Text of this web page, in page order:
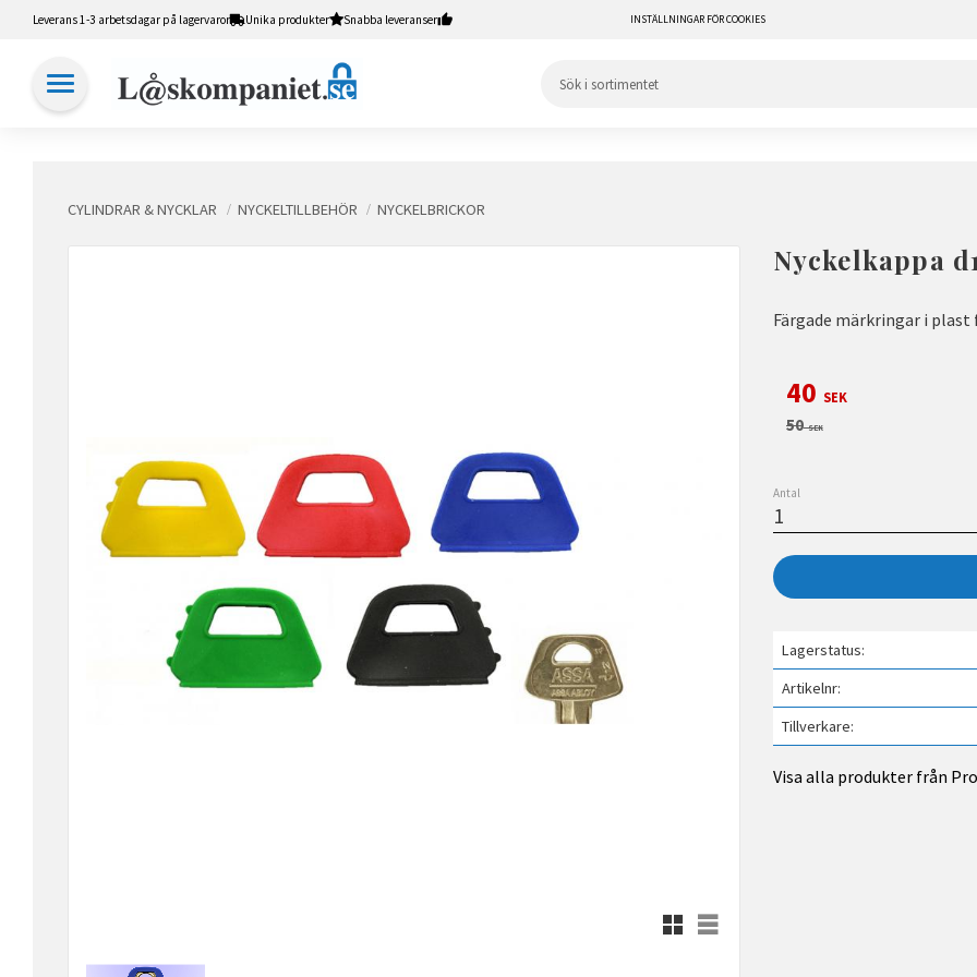
Leverans 1-3 arbetsdagar på lagervaror Unika produkter Snabba leveranser INSTÄLLNINGAR FÖR COOKIES
CYLINDRAR & NYCKLAR NYCKELTILLBEHÖR NYCKELBRICKOR
Nyckelkappa
Färgade märkringar i plast
Rutnätsvy
Listvy
Nedsatt pris:
40 SEK
Ordinarie pris:
50SEK
Antal
Lagerstatus
Artikelnr
Tillverkare
Visa alla produkter från